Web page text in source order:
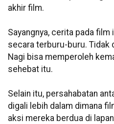
akhir film.
Sayangnya, cerita pada
secara terburu-buru. Tidak
Nagi bisa memperoleh
sehebat itu.
Selain itu, persahabatan
digali lebih dalam dimana
aksi mereka berdua di